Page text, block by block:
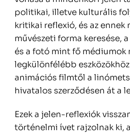
politikai, illetve kulturális
kritikai reflexió, és az ennek
művészeti forma keresése,
és a fotó mint fő médiumok
legkülönfélébb
animációs filmtől a
hivatalos szerződésen át a
Ezek a jelen-reflexiók
történelmi ívet rajzolnak ki,